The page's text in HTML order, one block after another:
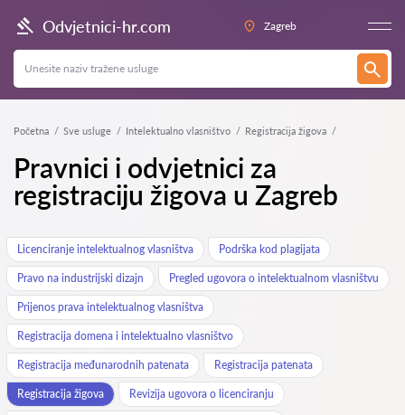
Odvjetnici-hr.com Zagreb
Početna Sve usluge Intelektualno vlasništvo Registracija žigova
Pravnici i odvjetnici za
registraciju žigova u Zagreb
Licenciranje intelektualnog vlasništva Podrška kod plagijata
Pravo na industrijski dizajn Pregled ugovora o intelektualnom vlasništvu
Prijenos prava intelektualnog vlasništva
Registracija domena i intelektualno vlasništvo
Registracija međunarodnih patenata Registracija patenata
Registracija žigova Revizija ugovora o licenciranju